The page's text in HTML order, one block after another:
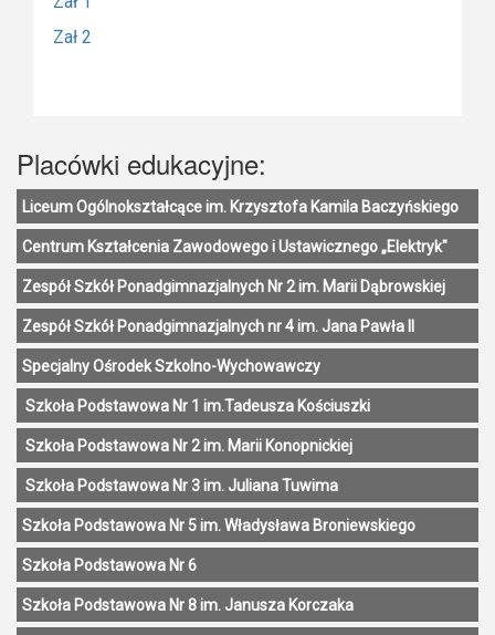
Zał 2
Placówki edukacyjne:
Liceum Ogólnokształcące im. Krzysztofa Kamila Baczyńskiego
Centrum Kształcenia Zawodowego i Ustawicznego „Elektryk"
Zespół Szkół Ponadgimnazjalnych Nr 2 im. Marii Dąbrowskiej
Zespół Szkół Ponadgimnazjalnych nr 4 im. Jana Pawła II
Specjalny Ośrodek Szkolno-Wychowawczy
Szkoła Podstawowa Nr 1 im.Tadeusza Kościuszki
Szkoła Podstawowa Nr 2 im. Marii Konopnickiej
Szkoła Podstawowa Nr 3 im. Juliana Tuwima
Szkoła Podstawowa Nr 5 im. Władysława Broniewskiego
Szkoła Podstawowa Nr 6
Szkoła Podstawowa Nr 8 im. Janusza Korczaka